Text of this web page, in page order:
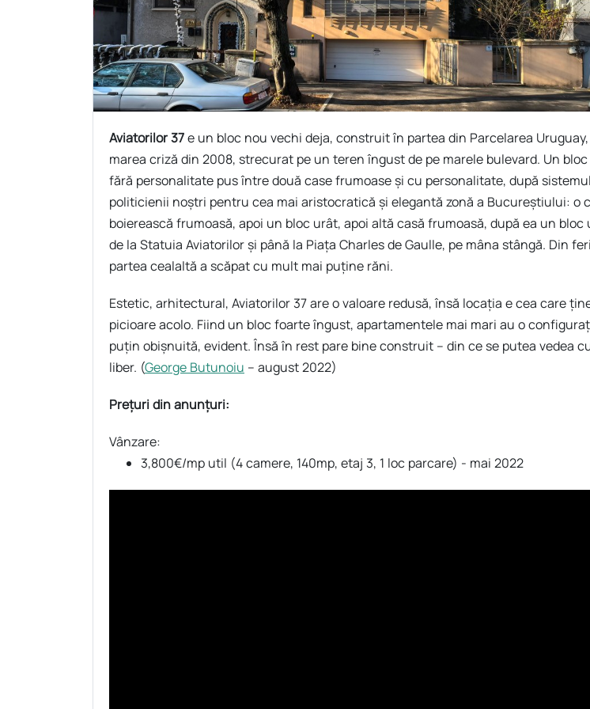
Aviatorilor 37e un bloc nou vechi deja, construit în partea din Parcelarea
marea criză din 2008, strecurat pe un teren îngust de pe marele bulevard. Un
fără personalitate pus între două case frumoase și cu personalitate, după
politicienii noștri pentru cea mai aristocratică și elegantă zonă a Bucureștiului: o
boierească frumoasă, apoi un bloc urât, apoi altă casă frumoasă, după ea un bloc
de la Statuia Aviatorilor și până la Piața Charles de Gaulle, pe mâna stângă. Din
partea cealaltă a scăpat cu mult mai puține răni.
Estetic, arhitectural, Aviatorilor 37 are o valoare redusă, însă locația e cea care
picioare acolo. Fiind un bloc foarte îngust, apartamentele mai mari au o
puțin obișnuită, evident. Însă în rest pare bine construit – din ce se putea vedea
liber. (George Butunoiu – august 2022)
Prețuri din anunțuri:
Vânzare:
3,800€/mp util (4 camere, 140mp, etaj 3, 1 loc parcare) - mai 2022